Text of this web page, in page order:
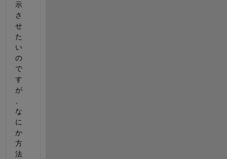
示
さ
せ
た
い
の
で
す
が
な
に
か
方
法